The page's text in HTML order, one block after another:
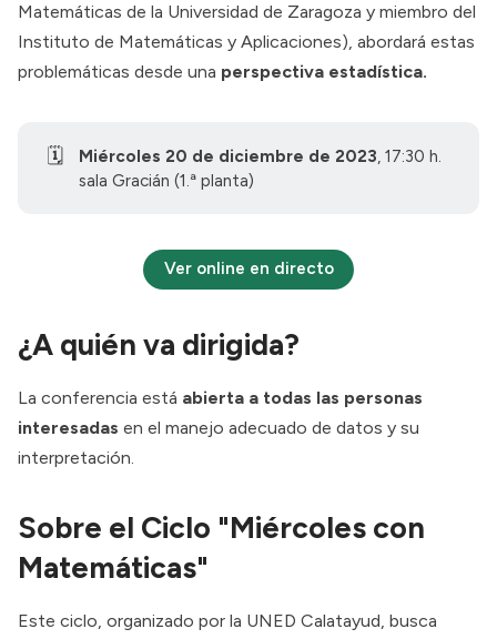
Matemáticas de la Universidad de Zaragoza y miembro del
Instituto de Matemáticas y Aplicaciones), abordará estas
problemáticas desde una perspectiva estadística.
🗓️ Miércoles 20 de diciembre de 2023 , 17:30 h.
sala Gracián (1.ª planta)
Ver online en directo
¿A quién va dirigida?
La conferencia está abierta a todas las personas
interesadas en el manejo adecuado de datos y su
interpretación.
Sobre el Ciclo "Miércoles con
Matemáticas"
Este ciclo, organizado por la UNED Calatayud, busca